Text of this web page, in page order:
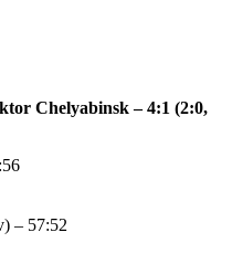
Chelyabinsk – 4:1 (2:0,
– 57:52